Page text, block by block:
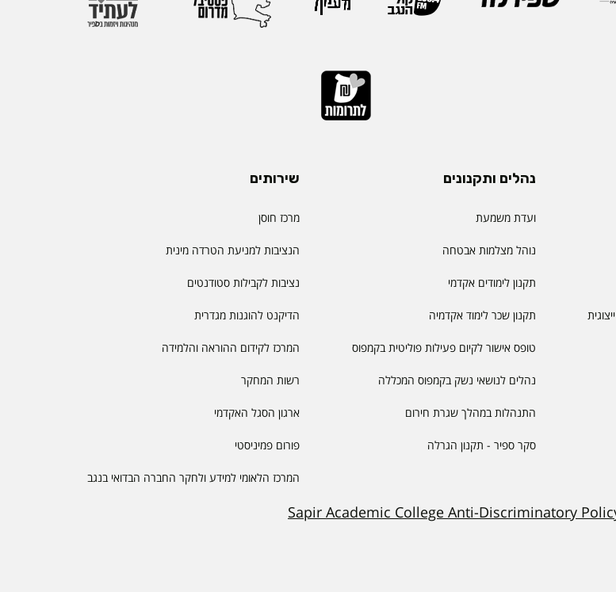
נהלים ותקנונים
ועדת משמעת
נוהל מצלמות אבטחה
תקנון לימודים אקדמי
תקנון שכר לימוד אקדמיה
טופס אישור לקיום פעילות פוליטית בקמפוס
נהלים לנושאי נשק בקמפוס המכללה
התנהלות במהלך שגרת חירום
סקר ספיר - תקנון הגרלה
שירותים
מרכז חוסן
הנציבות למניעת הטרדה מינית
נציבות לקבילות סטודנטים
הדיקנט להוגנות מגדרית
המרכז לקידום ההוראה והלמידה
רשות המחקר
ארגון הסגל האקדמי
פורום פמיניסטי
המרכז הלאומי למידע ולחקר החברה הבדואי בנגב
Sapir Academic College Anti-Discriminatory